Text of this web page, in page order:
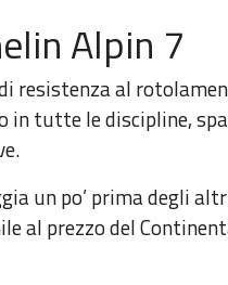
Alpin 7
resistenza al
in tutte le discipline,
un po’ prima degli
al prezzo del